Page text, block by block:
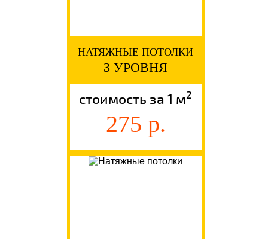
НАТЯЖНЫЕ ПОТОЛКИ
3 УРОВНЯ
стоимость за 1 м2
275 р.